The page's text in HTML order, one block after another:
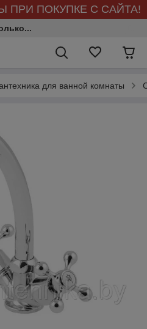
ПРИ ПОКУПКЕ С САЙТА!
для ванной комнаты